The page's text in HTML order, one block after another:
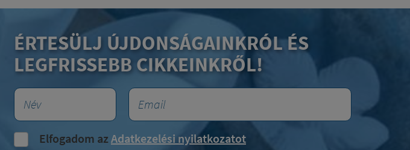
ÉRTESÜLJ ÚJDONSÁGAINKRÓL ÉS
LEGFRISSEBB CIKKEINKRŐL!
Elfogadom azAdatkezelési nyilatkozatot